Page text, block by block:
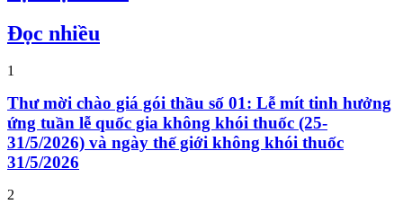
Đọc nhiều
1
Thư mời chào giá gói thầu số 01: Lễ mít tinh hưởng
ứng tuần lễ quốc gia không khói thuốc (25-
31/5/2026) và ngày thế giới không khói thuốc
31/5/2026
2